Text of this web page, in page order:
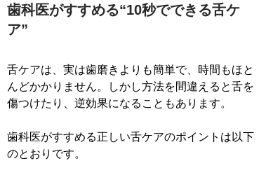
歯科医がすすめる“10秒でできる舌ケ
ア”
舌ケアは、実は歯磨きよりも簡単で、時間もほと
んどかかりません。しかし方法を間違えると舌を
傷つけたり、逆効果になることもあります。
歯科医がすすめる正しい舌ケアのポイントは以下
のとおりです。